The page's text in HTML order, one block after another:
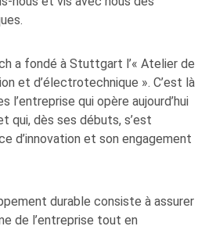
a fondé à Stuttgart l’« Atelier de
et d’électrotechnique ». C’est là
l’entreprise qui opère aujourd’hui
qui, dès ses débuts, s’est
d’innovation et son engagement
durable consiste à assurer
de l’entreprise tout en